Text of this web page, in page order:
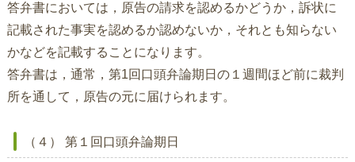
答弁書においては，原告の請求を認めるかどうか，訴状に
記載された事実を認めるか認めないか，それとも知らない
かなどを記載することになります。
答弁書は，通常，第1回口頭弁論期日の１週間ほど前に裁判
所を通して，原告の元に届けられます。
（４） 第１回口頭弁論期日